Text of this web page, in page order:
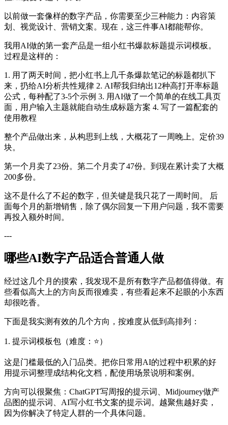
以前做一套像样的数字产品，你需要至少三种能力：内容策
划、视觉设计、营销文案。现在，这三件事AI都能帮你。
我用AI做的第一套产品是一组小红书爆款标题提示词模板。
过程是这样的：
1. 用了两天时间，把小红书上几千条爆款笔记的标题都扒下
来，扔给AI分析共性规律 2. AI帮我归纳出12种高打开率标题
公式，每种配了3-5个示例 3. 用AI做了一个简单的在线工具页
面，用户输入主题就能自动生成标题方案 4. 写了一篇配套的
使用教程
整个产品做出来，从构思到上线，大概花了一周晚上。定价39
块。
第一个月卖了23份。第二个月卖了47份。到现在累计卖了大概
200多份。
这不是什么了不起的数字，但关键是我只花了一周时间。 后
面每个月的新增销售，除了偶尔回复一下用户问题，我不需要
再投入额外时间。
---
哪些AI数字产品适合普通人做
经过这几个月的摸索，我发现不是所有数字产品都值得做。有
些看似高大上的方向反而很难卖，有些看起来不起眼的小东西
却很吃香。
下面是我实测有效的几个方向，按难度从低到高排列：
1. 提示词模板包（难度：⭐）
这是门槛最低的入门品类。把你日常用AI的过程中积累的好
用提示词整理成结构化文档，配使用场景说明和案例。
方向可以很聚焦：ChatGPT写周报的提示词、Midjourney做产
品图的提示词、AI写小红书文案的提示词。越聚焦越好卖，
因为你解决了特定人群的一个具体问题。